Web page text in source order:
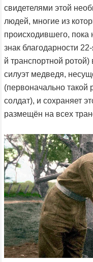
свидетелями этой
людей, многие из
происходившего, пока
знак благодарности
й транспортной
силуэт медведя,
(первоначально такой
солдат), и сохраняет
размещён на всех